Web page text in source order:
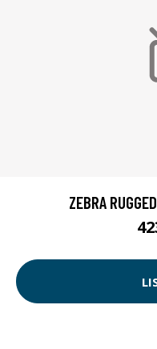
ZEBRA